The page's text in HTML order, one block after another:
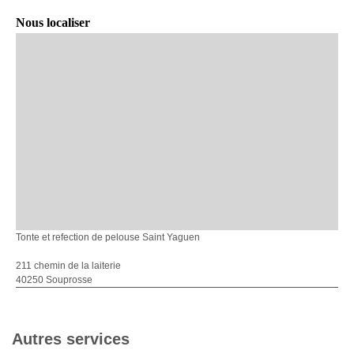
Nous localiser
Tonte et refection de pelouse Saint Yaguen
211 chemin de la laiterie
40250 Souprosse
Autres services